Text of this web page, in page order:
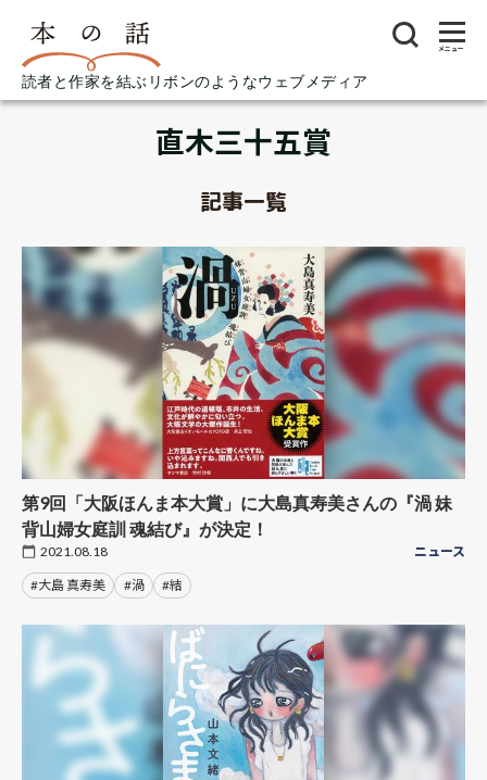
読者と作家を結ぶリボンのようなウェブメディア
メニュー
直木三十五賞
記事一覧
第9回「大阪ほんま本大賞」に大島真寿美さんの『渦 妹
背山婦女庭訓 魂結び』が決定！
2021.08.18 ニュース
#大島 真寿美 #渦 #結